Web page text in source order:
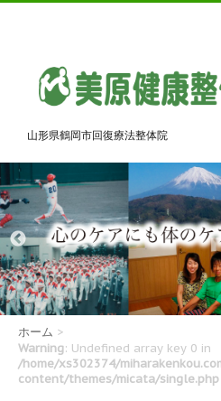
山形県鶴岡市回復療法整体院
ホーム >
Warning: Undefined array key 0 in
/home/xs302374/
content/themes/micata/single.php